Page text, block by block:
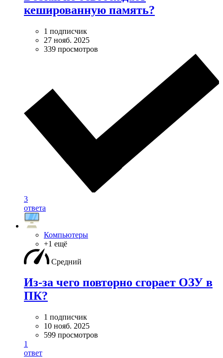
кешированную память?
1 подписчик
27 нояб. 2025
339 просмотров
3
ответа
Компьютеры
+1 ещё
Средний
Из-за чего повторно сгорает ОЗУ в
ПК?
1 подписчик
10 нояб. 2025
599 просмотров
1
ответ